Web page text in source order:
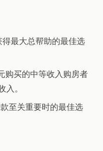
最大总帮助的最佳选
购买的中等收入购房者
入。
至关重要时的最佳选